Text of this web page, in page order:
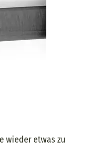
wieder etwas zu